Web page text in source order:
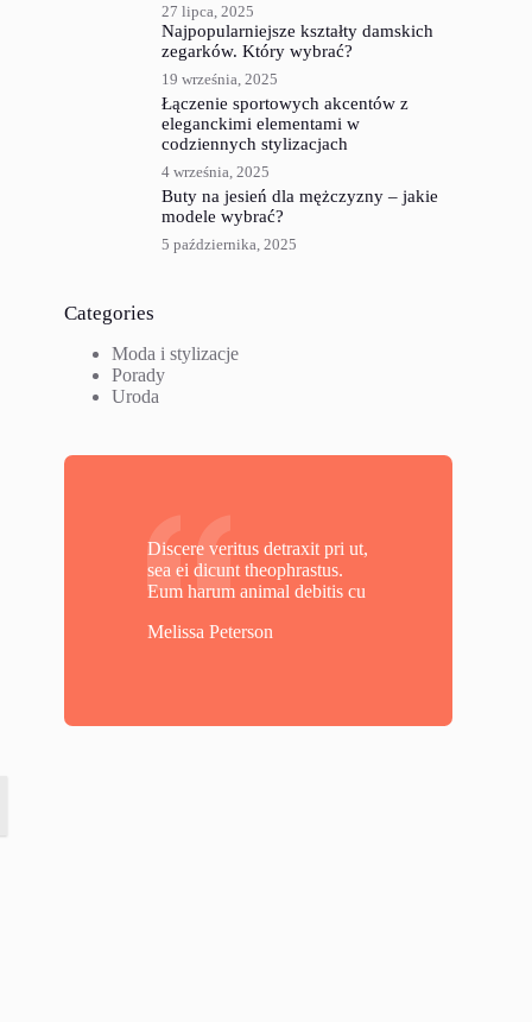
27 lipca, 2025
Najpopularniejsze kształty damskich
zegarków. Który wybrać?
19 września, 2025
Łączenie sportowych akcentów z
eleganckimi elementami w
codziennych stylizacjach
4 września, 2025
Buty na jesień dla mężczyzny – jakie
modele wybrać?
5 października, 2025
Categories
Moda i stylizacje
Porady
Uroda
Discere veritus detraxit pri ut,
sea ei dicunt theophrastus.
Eum harum animal debitis cu
Melissa Peterson